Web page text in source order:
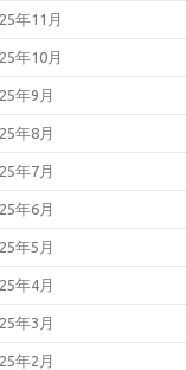
年11月
年10月
年9月
年8月
年7月
年6月
年5月
年4月
年3月
年2月